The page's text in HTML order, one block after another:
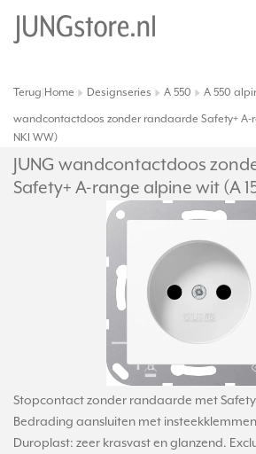
Terug Home Designseries A 550 A 550
wandcontactdoos zonder randaarde Safety+ A-
NKI WW)
JUNG wandcontactdoos
Safety+ A-range alpine wit (A
Stopcontact zonder randaarde met
Bedrading aansluiten met
Duroplast: zeer krasvast en glanzend.